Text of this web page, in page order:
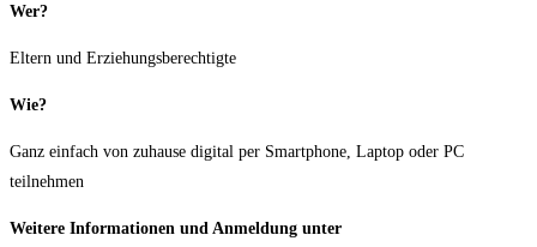
Wer?
Eltern und Erziehungsberechtigte
Wie?
Ganz einfach von zuhause digital per Smartphone, Laptop oder PC
teilnehmen
Weitere Informationen und Anmeldung unter